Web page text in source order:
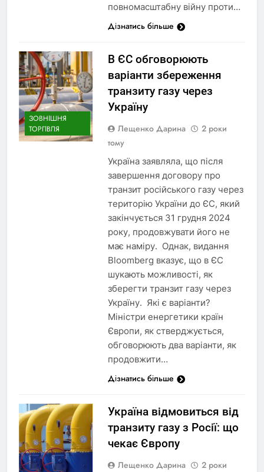
повномасштабну війну проти…
Дізнатись більше
ЗОВНІШНЯ
ТОРГІВЛЯ
В ЄС обговорюють
варіанти збереження
транзиту газу через
Україну
Лещенко Дарина
2 роки
тому
Україна заявляла, що після
завершення договору про
транзит російського газу через
територію України до ЄС, який
закінчується 31 грудня 2024
року, продовжувати його не
має наміру. Однак, видання
Bloomberg вказує, що в ЄС
шукають можливості, як
зберегти транзит газу через
Україну. Які є варіанти?
Міністри енергетики країн
Європи, як стверджується,
обговорюють два варіанти, як
продовжити…
Дізнатись більше
Україна відмовиться від
транзиту газу з Росії: що
чекає Європу
Лещенко Дарина
2 роки